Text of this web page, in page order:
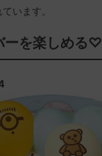
います。
ーを楽しめる♡